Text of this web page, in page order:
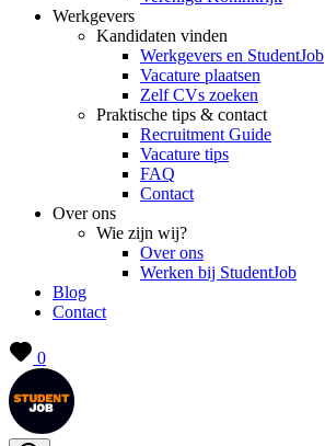
Werkgevers
Kandidaten vinden
Werkgevers en StudentJob
Vacature plaatsen
Zelf CVs zoeken
Praktische tips & contact
Recruitment Guide
Vacature tips
FAQ
Contact
Over ons
Wie zijn wij?
Over ons
Werken bij StudentJob
Blog
Contact
0